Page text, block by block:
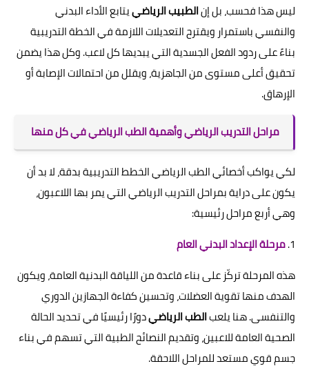
ليس هذا فحسب، بل إنالطبيب الرياضييتابع الأداء البدني
والنفسي باستمرار ويقترح التعديلات اللازمة في الخطة التدريبية
بناءً على ردود الفعل الجسدية التي يبديها كل لاعب. وكل هذا يضمن
تحقيق أعلى مستوى من الجاهزية، ويقلل من احتمالات الإصابة أو
الإرهاق.
مراحل التدريب الرياضي وأهمية الطب الرياضي في كل منها
لكي يواكب أخصائي الطب الرياضي الخطط التدريبية بدقة، لا بد أن
يكون على دراية بمراحل التدريب الرياضي التي يمر بها اللاعبون،
وهي أربع مراحل رئيسية:
1. مرحلة الإعداد البدني العام
هذه المرحلة تركّز على بناء قاعدة من اللياقة البدنية العامة، ويكون
الهدف منها تقوية العضلات، وتحسين كفاءة الجهازين الدوري
والتنفسى. هنا يلعبالطب الرياضيدورًا رئيسيًا في تحديد الحالة
الصحية العامة للاعبين، وتقديم النصائح الطبية التي تسهم في بناء
جسم قوي مستعد للمراحل اللاحقة.